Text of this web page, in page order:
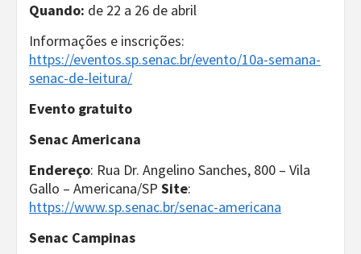
Quando: de 22 a 26 de abril
Informações e inscrições:
https://eventos.sp.senac.br/evento/10a-semana-
senac-de-leitura/
Evento gratuito
Senac Americana
Endereço: Rua Dr. Angelino Sanches, 800 – Vila
Gallo – Americana/SP Site:
https://www.sp.senac.br/senac-americana
Senac Campinas